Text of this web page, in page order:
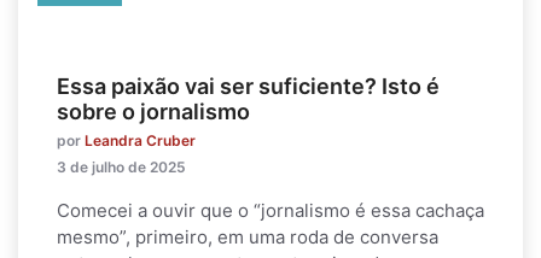
Essa paixão vai ser suficiente? Isto é
sobre o jornalismo
por Leandra Cruber
3 de julho de 2025
Comecei a ouvir que o “jornalismo é essa cachaça
mesmo”, primeiro, em uma roda de conversa